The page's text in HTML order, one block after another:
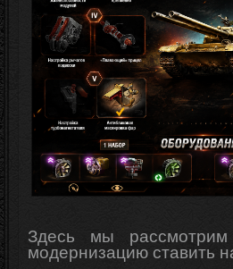
Здесь мы
модернизацию ставить